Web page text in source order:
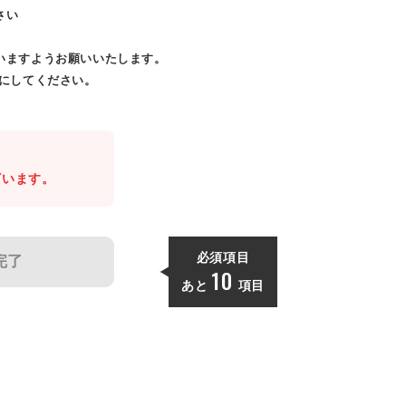
い
すようお願いいたします。
してください。
ます。
了 必須項目
あと 10 項目